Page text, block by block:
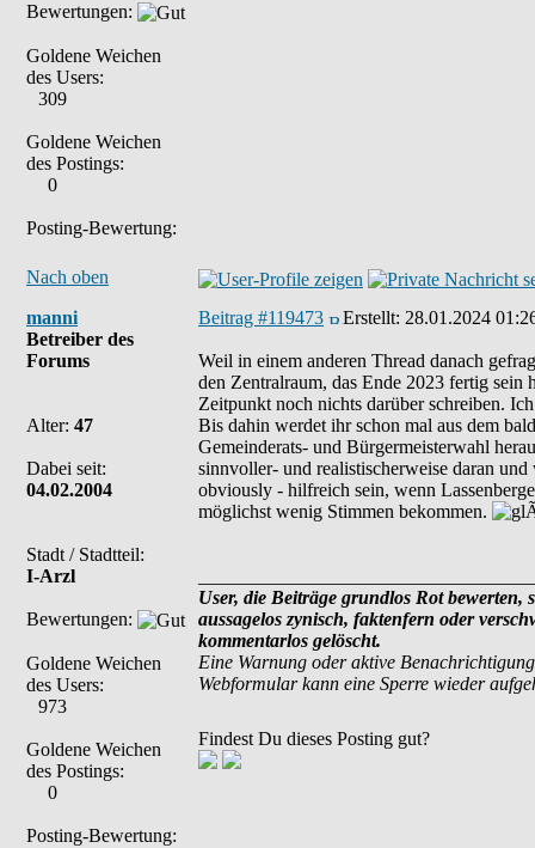
Bewertungen:
Goldene Weichen
des Users:
309
Goldene Weichen
des Postings:
0
Posting-Bewertung:
Nach oben
manni
Betreiber des
Forums
Alter: 47
Dabei seit:
04.02.2004
Stadt / Stadtteil:
I-Arzl
Bewertungen:
Goldene Weichen
des Users:
973
Goldene Weichen
des Postings:
0
Posting-Bewertung:
Beitrag #119473 Erstellt: 28.01.2024
Weil in einem anderen Thread danach
den Zentralraum, das Ende 2023 fertig
Zeitpunkt noch nichts darüber schreiben.
Bis dahin werdet ihr schon mal aus dem
Gemeinderats- und Bürgermeisterwahl
sinnvoller- und realistischerweise daran
obviously - hilfreich sein, wenn
möglichst wenig Stimmen bekommen.
User, die Beiträge grundlos Rot
aussagelos zynisch, faktenfern oder
kommentarlos gelöscht.
Eine Warnung oder aktive
Webformular kann eine Sperre wieder
Findest Du dieses Posting gut?